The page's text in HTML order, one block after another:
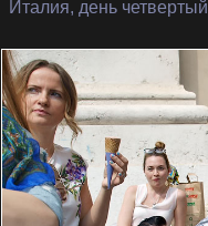
Италия, день четвертый